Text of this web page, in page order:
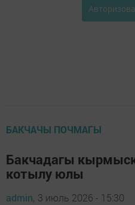
БАКЧАЧЫ ПОЧМАГЫ
Бакчадагы
котылу юлы
admin, 3 июль 2026 - 15:30